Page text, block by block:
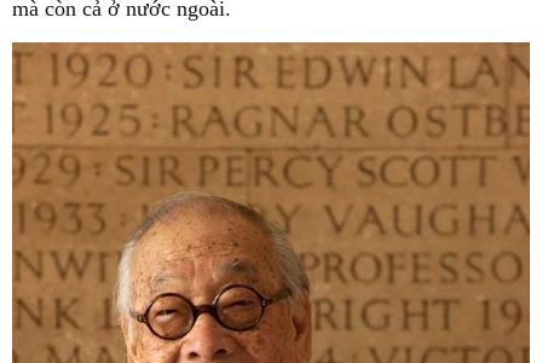
mà còn cả ở nước ngoài.